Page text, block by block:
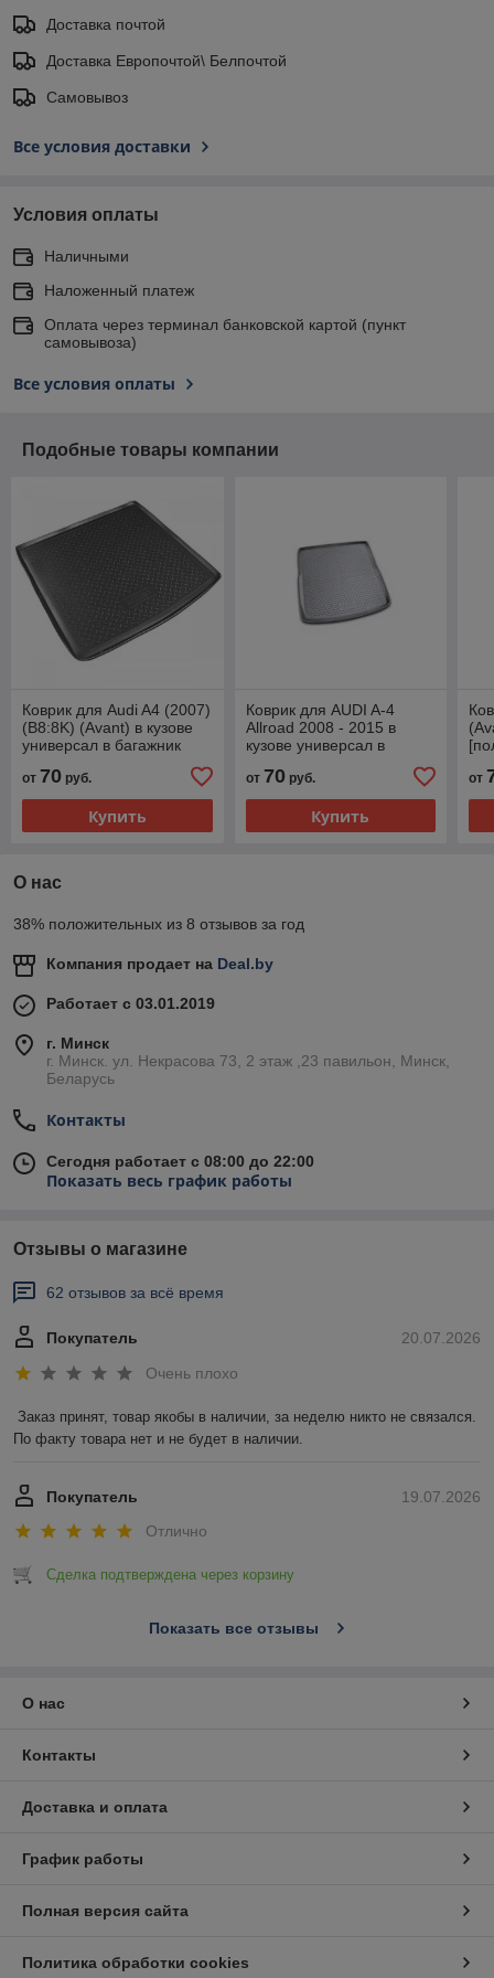
Доставка почтой
Доставка Европочтой\ Белпочтой
Самовывоз
Все условия доставки
Условия оплаты
Наличными
Наложенный платеж
Оплата через терминал банковской картой (пункт
самовывоза)
Все условия оплаты
Подобные товары компании
Коврик для Audi A4 (2007)
(B8:8K) (Avant) в кузове
универсал в багажник
полиуретановый черный
серый бежевый
от 70 руб.
Купить
Коврик для AUDI A-4
Allroad 2008 - 2015 в
кузове универсал в
от 70руб.
Купить
от
О нас
38% положительных из 8 отзывов за год
Компания продает на Deal.by
Работает с 03.01.2019
г. Минск
г. Минск. ул. Некрасова 73, 2 этаж ,23 павильон, Минск,
Беларусь
Контакты
Сегодня работает с 08:00 до 22:00
Показать весь график работы
Отзывы о магазине
62 отзывов за всё время
20.07.2026
Покупатель
Очень плохо
Заказ принят, товар якобы в наличии, за неделю никто не связался.
По факту товара нет и не будет в наличии.
19.07.2026
Покупатель
Отлично
Сделка подтверждена через корзину
Показать все отзывы
О нас
Контакты
Доставка и оплата
График работы
Полная версия сайта
Политика обработки cookies